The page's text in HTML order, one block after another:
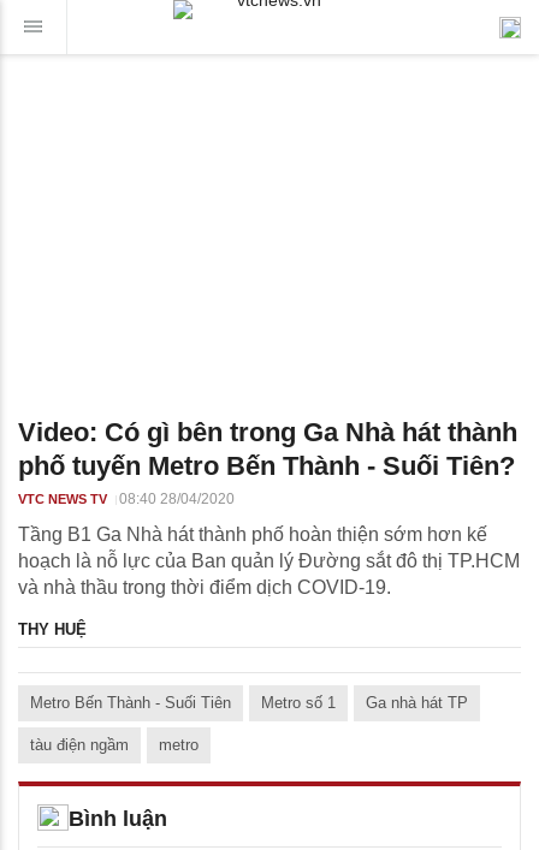
Video: Có gì bên trong Ga Nhà hát thành
phố tuyến Metro Bến Thành - Suối Tiên?
VTC NEWS TV 08:40 28/04/2020
Tầng B1 Ga Nhà hát thành phố hoàn thiện sớm hơn kế
hoạch là nỗ lực của Ban quản lý Đường sắt đô thị TP.HCM
và nhà thầu trong thời điểm dịch COVID-19.
THY HUỆ
Metro Bến Thành - Suối Tiên Metro số 1 Ga nhà hát TP
tàu điện ngầm metro
Bình luận